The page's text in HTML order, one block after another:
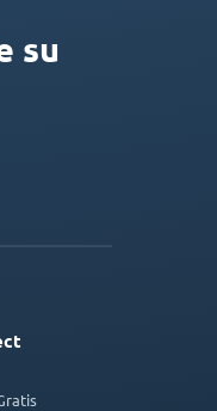
su